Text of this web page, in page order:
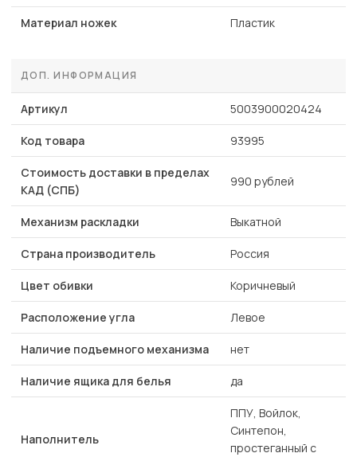
Материал ножек Пластик
ДОП. ИНФОРМАЦИЯ
Артикул 5003900020424
Код товара 93995
Стоимость доставки в пределах
КАД (СПБ)
990 рублей
Механизм раскладки Выкатной
Страна производитель Россия
Цвет обивки Коричневый
Расположение угла Левое
Наличие подъемного механизма нет
Наличие ящика для белья да
Наполнитель
ППУ, Войлок,
Синтепон,
простеганный с